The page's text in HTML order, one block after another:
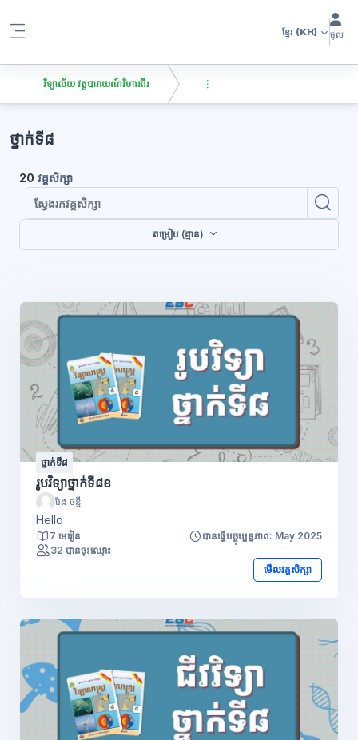
ខ្មែរ (KH) ចូល
ប្លុក
ថ្នាក់ទី៨
វិទ្យាល័យ វត្តបារាយណ៍វិហារពីរ
20 វគ្គសិក្សា
ស្វែងរក
តម្រៀប (គ្មាន)
ថ្នាក់ទី៨
រូបវិទ្យាថ្នាក់ទី៨ខ
វែង ចន្នី
Hello
7 មេរៀន
បានធ្វើបច្ចុប្បន្នភាព: May 2025
32 បានចុះឈ្មោះ
មើលវគ្គសិក្សា